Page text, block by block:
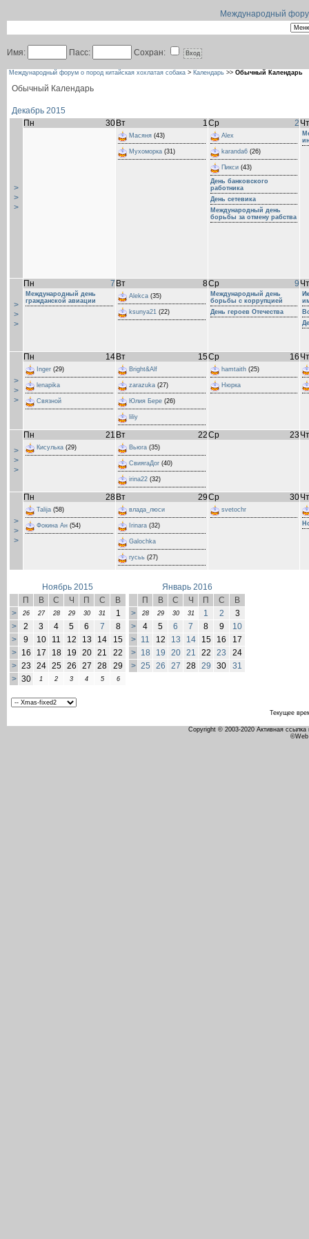
Международный
Имя: Пасс: Сохран:
Международный форум о пород китайская хохлатая собака > Календарь >> Обычный Календарь
Обычный Календарь
Декабрь 2015
>
>
>
30
Пн 1
Вт
Масяня (43)
Мухоморка (31)
2
Ср
Alex
karanda6 (26)
Пикси (43)
День банковского
работника
День сетевика
Международный день
борьбы за отмену рабства
Чт
>
>
>
7
Пн
Международный день
гражданской авиации
8
Вт
Alekca (35)
ksunya21 (22)
9
Ср
Международный день
борьбы с коррупцией
День героев Отечества
Чт
>
>
>
14
Пн
Inger (29)
lenapika
Связной
15
Вт
Bright&Alf
zarazuka (27)
Юлия Бере (26)
liliy
16
Ср
hamtaith (25)
Нюрка
Чт
>
>
>
21
Пн
Кисулька (29)
22
Вт
Вьюга (35)
СвиягаДог (40)
irina22 (32)
23
Ср Чт
>
>
>
28
Пн
Talija (58)
Фокина Ан (54)
29
Вт
влада_люси
Irinara (32)
Galochka
гусьь (27)
30
Ср
svetochr
Чт
Ноябрь 2015
П
В С Ч П С
В
>
26 27 28 29 30 31
1
>
2 3 4 5 6 7
8
>
9 10 11 12 13 14
15
>
16 17 18 19 20 21
22
> 23 24 25 26 27 28
29
> 30 1 2 3 4 5 6
Январь 2016
П
В С Ч П С
В
>
28 29 30 31 1 2
3
>
4 5 6 7 8 9
10
>
11 12 13 14 15 16
17
>
18 19 20 21 22 23
24
> 25 26 27 28 29 30 31
Текущее
Copyright © 2003-2020 Активная ссылка